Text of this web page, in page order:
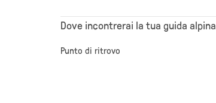
Dove incontrerai la tua guida alpina
Punto di ritrovo